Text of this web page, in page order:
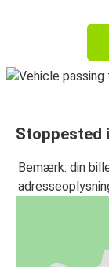
Stoppested
Bemærk: din